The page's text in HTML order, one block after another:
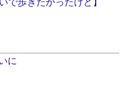
に